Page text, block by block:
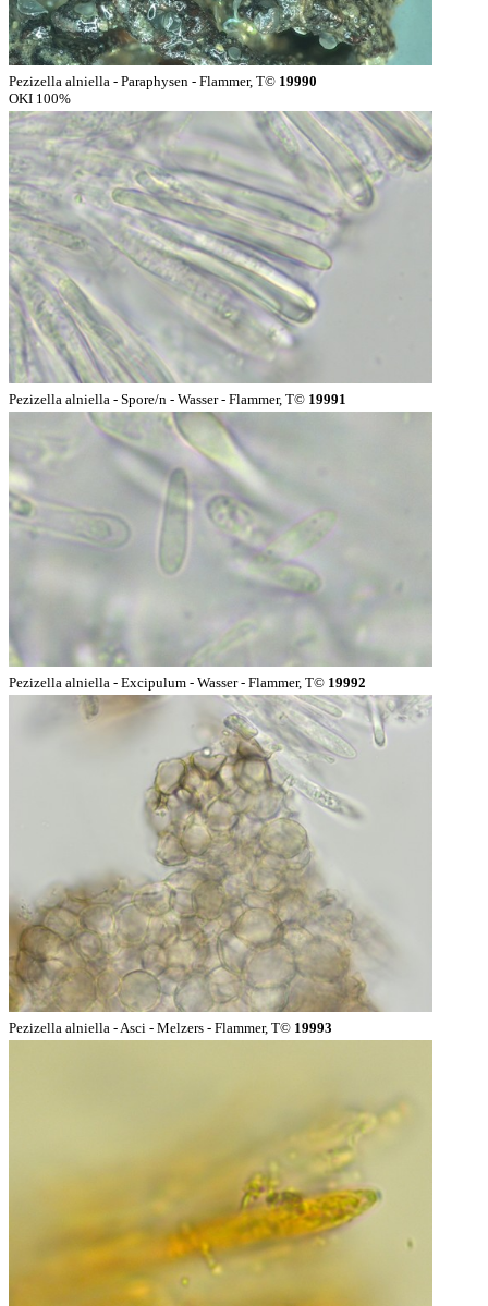
Pezizella alniella - Paraphysen - Flammer, T© 19990
OKI 100%
Pezizella alniella - Spore/n - Wasser - Flammer, T© 19991
Pezizella alniella - Excipulum - Wasser - Flammer, T© 19992
Pezizella alniella - Asci - Melzers - Flammer, T© 19993